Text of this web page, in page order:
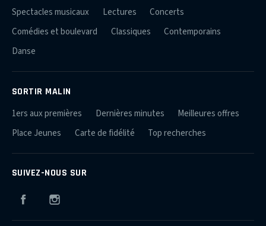
Spectacles musicaux
Lectures
Concerts
Comédies et boulevard
Classiques
Contemporains
Danse
SORTIR MALIN
1ers aux premières Dernières minutes
Meilleures offres
Place Jeunes
Carte de fidélité Top recherches
SUIVEZ-NOUS SUR
Facebook